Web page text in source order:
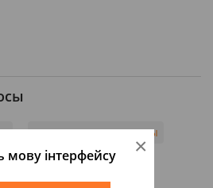
массивная доска цены
массив доска цена
×
мову інтерфейсу